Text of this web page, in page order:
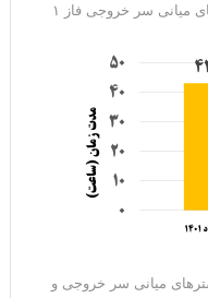
آسترهای میانی سر خروجی و